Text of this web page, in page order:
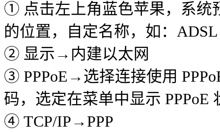
① 点击左上角蓝色苹果，系
的位置，自定名称，如：ADSL
② 显示→内建以太网
③ PPPoE→选择连接使用
码，选定在菜单中显示 PPPoE
④ TCP/IP→PPP